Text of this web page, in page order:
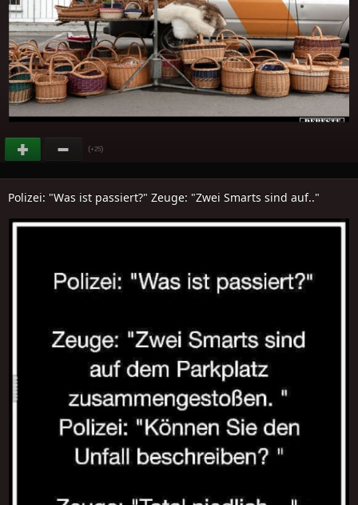
(+25)
Polizei: "Was ist passiert?" Zeuge: "Zwei Smarts sind auf.."